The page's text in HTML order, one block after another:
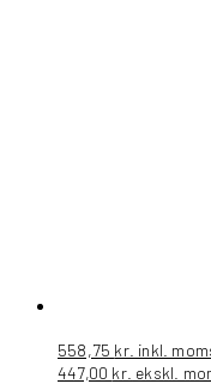
558,75 kr. inkl.
447,00 kr. ekskl.